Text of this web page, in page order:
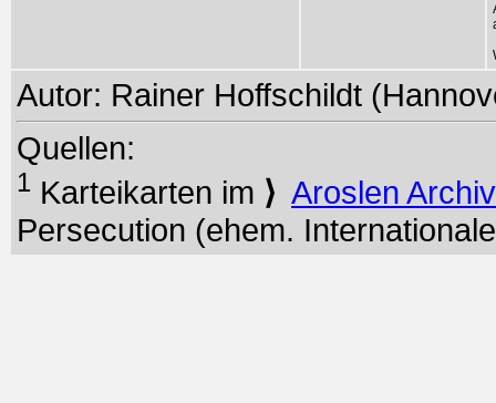
Autor: Rainer Hoffschildt
Quellen:
1 Karteikarten im ⟩ Aroslen
Persecution (ehem.